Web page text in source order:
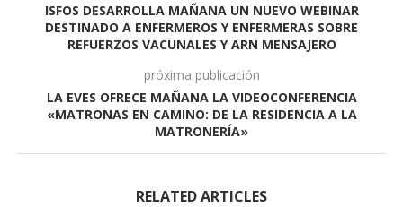
ISFOS DESARROLLA MAÑANA UN NUEVO WEBINAR
DESTINADO A ENFERMEROS Y ENFERMERAS SOBRE
REFUERZOS VACUNALES Y ARN MENSAJERO
próxima publicación
LA EVES OFRECE MAÑANA LA VIDEOCONFERENCIA
«MATRONAS EN CAMINO: DE LA RESIDENCIA A LA
MATRONERÍA»
RELATED ARTICLES